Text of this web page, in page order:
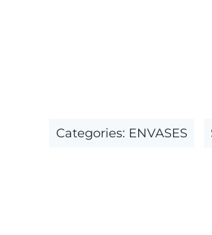
Categories: ENVASES